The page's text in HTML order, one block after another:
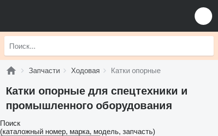
Запчасти Ходовая Катки опорные
Катки опорные для спецтехники и
промышленного оборудования
Поиск
(каталожный номер, марка, модель, запчасть)